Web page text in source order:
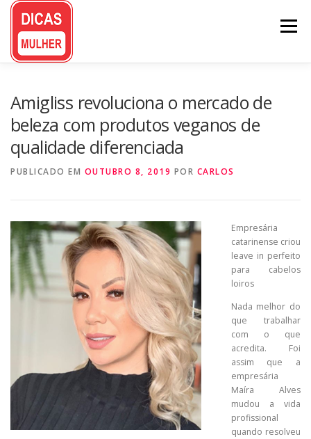
Pular
conteúdo
Menu
Amigliss revoluciona o mercado de
beleza com produtos veganos de
qualidade diferenciada
PUBLICADO EM OUTUBRO 8, 2019 POR CARLOS
Empresária
catarinense criou
leave in perfeito
para cabelos
loiros
Nada melhor do
que trabalhar
com o que
acredita. Foi
assim que a
empresária
Maíra Alves
mudou a vida
profissional
quando resolveu